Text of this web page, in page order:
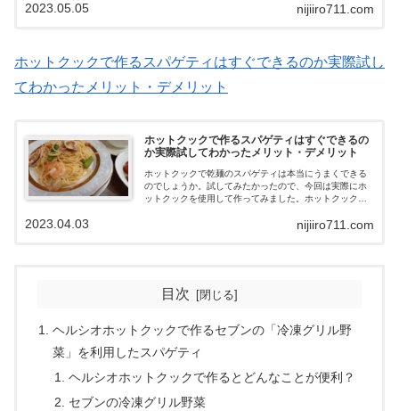
に済ませたいけどしっかり食べたい！と言うあなたはス
nijiiro711.com
2023.05.05
ホットクックで作るスパゲティはすぐできるのか実際試し
てわかったメリット・デメリット
ホットクックで作るスパゲティはすぐできるの
か実際試してわかったメリット・デメリット
ホットクックで乾麺のスパゲティは本当にうまくできる
のでしょうか。試してみたかったので、今回は実際にホ
ットクックを使用して作ってみました。ホットクックで
『自動調理鍋』はこんな調理もできます。知らなかっ
nijiiro711.com
2023.04.03
目次
ヘルシオホットクックで作るセブンの「冷凍グリル野
菜」を利用したスパゲティ
ヘルシオホットクックで作るとどんなことが便利？
セブンの冷凍グリル野菜